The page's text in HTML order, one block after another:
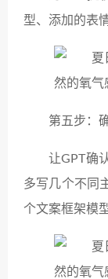
型、添加的表
第五步：
让GPT确
多写几个不同
个文案框架模型